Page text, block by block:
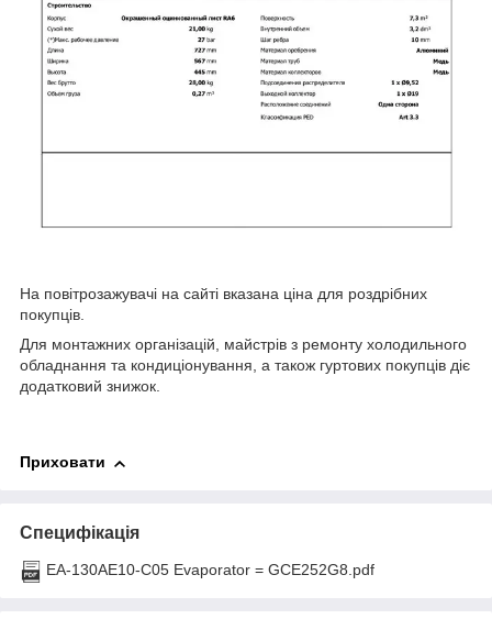
На повітрозажувачі на сайті вказана ціна для роздрібних
покупців.
Для монтажних організацій, майстрів з ремонту холодильного
обладнання та кондиціонування, а також гуртових покупців діє
додатковий знижок.
Приховати
Специфікація
EA-130AE10-C05 Evaporator = GCE252G8.pdf